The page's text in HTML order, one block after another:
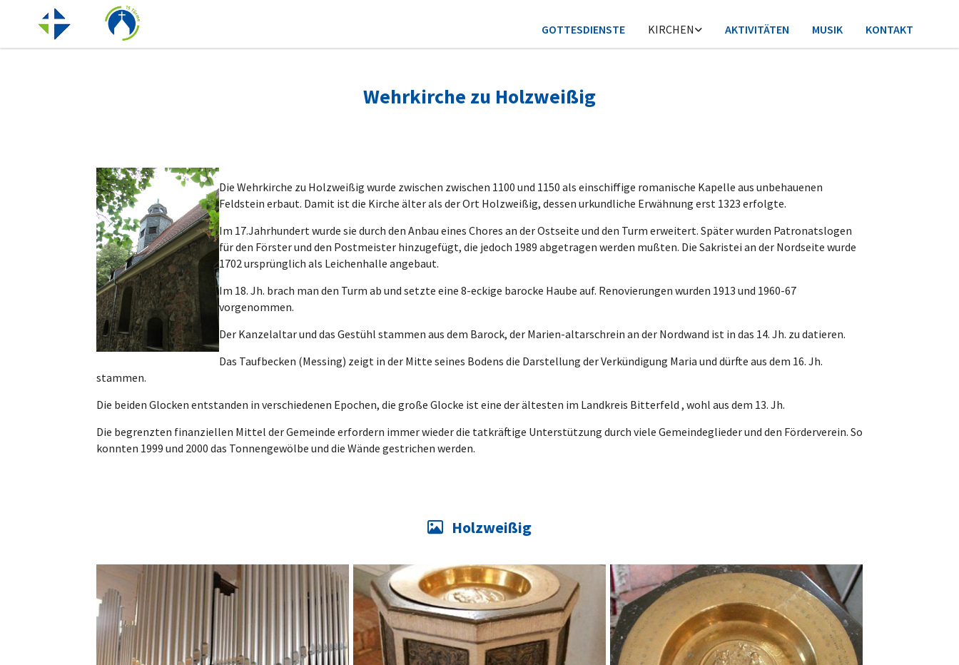
GOTTESDIENSTE KIRCHEN AKTIVITÄTEN MUSIK KONTAKT
Wehrkirche zu Holzweißig
Die Wehrkirche zu Holzweißig wurde zwischen zwischen 1100 und 1150 als einschiffige romanische Kapelle aus unbehauenen
Feldstein erbaut. Damit ist die Kirche älter als der Ort Holzweißig, dessen urkundliche Erwähnung erst 1323 erfolgte.
Im 17.Jahrhundert wurde sie durch den Anbau eines Chores an der Ostseite und den Turm erweitert. Später wurden Patronatslogen
für den Förster und den Postmeister hinzugefügt, die jedoch 1989 abgetragen werden mußten. Die Sakristei an der Nordseite wurde
1702 ursprünglich als Leichenhalle angebaut.
Im 18. Jh. brach man den Turm ab und setzte eine 8-eckige barocke Haube auf. Renovierungen wurden 1913 und 1960-67
vorgenommen.
Der Kanzelaltar und das Gestühl stammen aus dem Barock, der Marien-altarschrein an der Nordwand ist in das 14. Jh. zu datieren.
Das Taufbecken (Messing) zeigt in der Mitte seines Bodens die Darstellung der Verkündigung Maria und dürfte aus dem 16. Jh.
stammen.
Die beiden Glocken entstanden in verschiedenen Epochen, die große Glocke ist eine der ältesten im Landkreis Bitterfeld , wohl aus dem 13. Jh.
Die begrenzten finanziellen Mittel der Gemeinde erfordern immer wieder die tatkräftige Unterstützung durch viele Gemeindeglieder und den Förderverein. So
konnten 1999 und 2000 das Tonnengewölbe und die Wände gestrichen werden.
 Holzweißig